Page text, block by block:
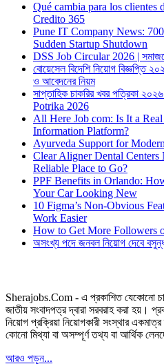
Qué cambia para los clientes
Credito 365
Pune IT Company News:
Sudden Startup Shutdown
DSS Job Circular 2026 |
বোয়েসেল বিদেশি নিয়োগ বিজ্ঞপ্তি
ও আবেদনের নিয়ম
সাপ্তাহিক চাকরির খবর পত্রিকা
Potrika 2026
All Here Job com: Is It a Real
Information Platform?
Ayurveda Support for
Clear Aligner Dental
Reliable Place to Go?
PPF Benefits in Orlando:
Your Car Looking New
10 Figma’s Non-Obvious
Work Easier
How to Get More Followers
অসংখ্য পদে জনবল নিয়োগ দেবে
Sherajobs.Com - এ প্রকাশিত যেকোনো
জাতীয় সংবাদপত্র দ্বারা সরবরাহ করা হয়।
নিয়োগ প্রক্রিয়া নিয়োগকারী সংস্থার
কোনো মিথ্যা বা অসম্পূর্ণ তথ্য বা আর্থিক
আরও পড়ুন...